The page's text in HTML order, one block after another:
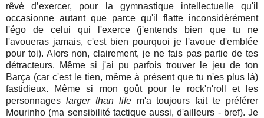
rêvé d’exercer, pour la gymnastique intellectuelle qu'il
occasionne autant que parce qu'il flatte inconsidérément
l'égo de celui qui l'exerce (j'entends bien que tu ne
l'avoueras jamais, c'est bien pourquoi je l'avoue d'emblée
pour toi). Alors non, clairement, je ne fais pas partie de tes
détracteurs. Même si j'ai pu parfois trouver le jeu de ton
Barça (car c'est le tien, même à présent que tu n'es plus là)
fastidieux. Même si mon goût pour le rock'n'roll et les
personnages larger than lifem'a toujours fait te préférer
Mourinho (ma sensibilité tactique aussi, d'ailleurs - bref). Je